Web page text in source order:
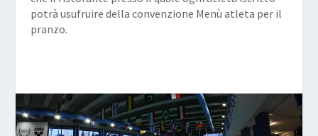
potrà usufruire della convenzione Menù atleta per il
pranzo.